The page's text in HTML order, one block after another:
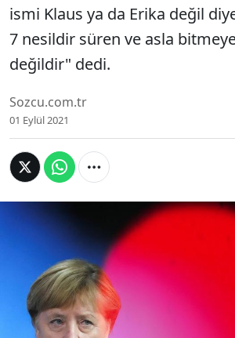
ismi Klaus ya da Erika değil
7 nesildir süren ve asla
değildir" dedi.
Sozcu.com.tr
01 Eylül 2021
Almanya'nın Türkiye ile
misafir işçi programının
konuşan Başbakan Angela
ismi Klaus ya da Erika değil
nesildir süren ve asla